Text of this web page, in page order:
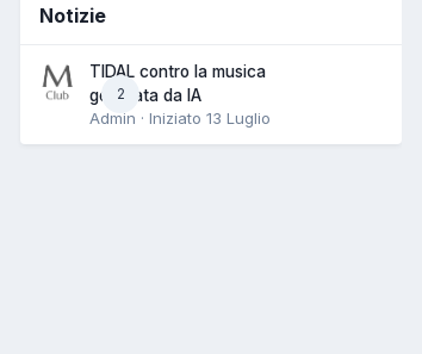
Notizie
2
TIDAL contro la musica
generata da IA
Admin · Iniziato 13 Luglio